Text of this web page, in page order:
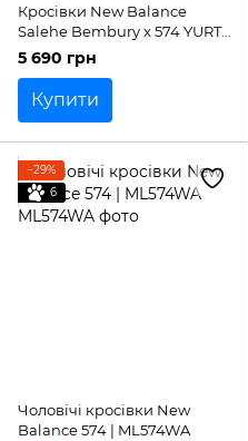
Кросівки New Balance
Salehe Bembury x 574 YURT
'Universal Communication -
Workwear White'| MS574YSA
5 690 грн
Купити
−29%
6
Чоловічі кросівки New
Balance 574 | ML574WA